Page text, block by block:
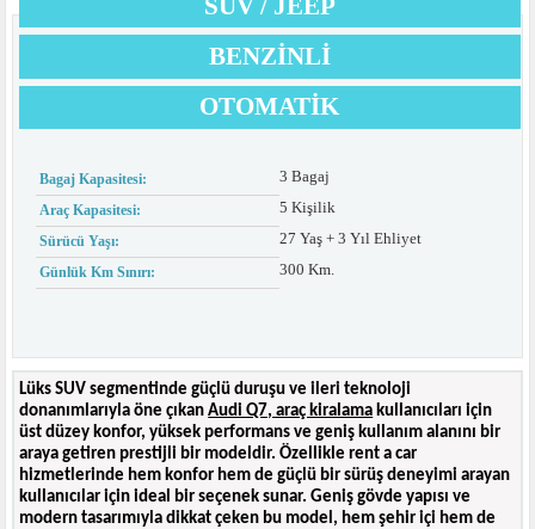
SUV / JEEP
BENZINLI
OTOMATIK
Bagaj Kapasitesi: 3 Bagaj
Araç Kapasitesi: 5 Kişilik
Sürücü Yaşı: 27 Yaş + 3 Yıl Ehliyet
Günlük Km Sınırı: 300 Km.
Lüks SUV segmentinde güçlü duruşu ve ileri teknoloji
donanımlarıyla öne çıkanAudi Q7, araç kiralama kullanıcıları için
üst düzey konfor, yüksek performans ve geniş kullanım alanını bir
araya getiren prestijli bir modeldir. Özellikle rent a car
hizmetlerinde hem konfor hem de güçlü bir sürüş deneyimi arayan
kullanıcılar için ideal bir seçenek sunar. Geniş gövde yapısı ve
modern tasarımıyla dikkat çeken bu model, hem şehir içi hem de